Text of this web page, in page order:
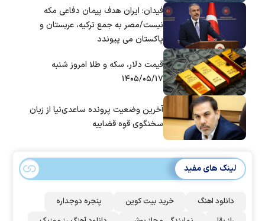
فیدان: ایران هدف پیمان دفاعی مکه
نیست/مصر به جمع ترکیه، عربستان و
پاکستان می پیوندد
قیمت دلار، سکه و طلا امروز شنبه
۱۴۰۵/۰۵/۱۷
آخرین وضعیت پرونده ساعدی‌نیا از زبان
سخنگوی قوه قضاییه
لینک های مفید
دانلود اهنگ خرید بیت کوین
پنجره دوجداره